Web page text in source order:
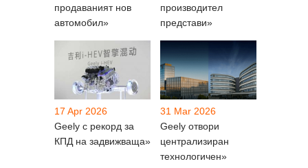
продаваният нов
автомобил»
производител
представи»
17 Apr 2026
Geely с рекорд за
КПД на задвижваща»
31 Mar 2026
Geely отвори
централизиран
технологичен»